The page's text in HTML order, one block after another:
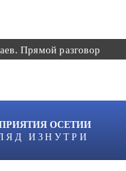
Прямой разговор
ОСЕТИИ
ИЗНУТРИ